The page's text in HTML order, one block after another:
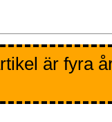
är fyra